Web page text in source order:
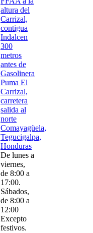
altura del
Carrizal,
contigua
Indalcen
300
metros
antes de
Gasolinera
Puma El
Carrizal,
carretera
salida al
norte
Comayagüela,
Tegucigalpa,
Honduras
De lunes a
viernes,
de 8:00 a
17:00.
Sábados,
de 8:00 a
12:00
Excepto
festivos.